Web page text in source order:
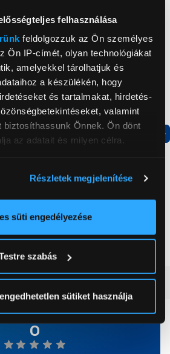
felhasználása
feldolgozzuk az Ön személyes
Ön IP-címét, olyan technológiákat
amelyekkel tárolhatjuk és
a készülékén, hogy
és tartalmakat, hirdetés-
valamint
Önnek. Ön dönt
az adatait és milyen célra.
pár méteres pontossággal
beazonosítása annak konkrét
preferenciáit aRészletek
vagy visszavonhatja a
hozzájárulását.
az Ön gépén tárol a rendszer. A
nem alkalmasak,
Részletek megjelenítése
süti engedélyezése
szabás
sütiket használja
kombinált hűtőszekrény
179 999 Ft
0